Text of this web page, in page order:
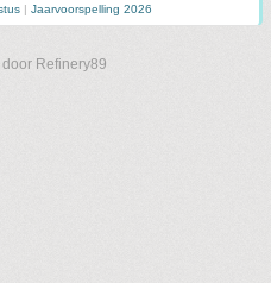
| Jaarvoorspelling 2026
Refinery89